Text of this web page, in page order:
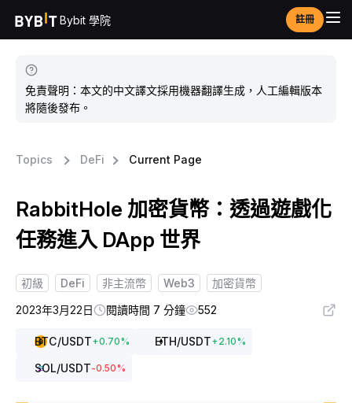
Bybit 學院 註冊
免責聲明：本文的中文譯文採用機器翻譯生成，人工編輯版本
將隨後發布。
Topics DeFi Current Page
RabbitHole 加密貨幣：透過遊戲化
任務進入 DApp 世界
初級 DeFi 非主流幣 Web3
加密貨幣
2023年3月22日
閱讀時間 7 分鐘 552
BTC/USDT+0.70% ETH/USDT+2.10%
SOL/USDT-0.50%